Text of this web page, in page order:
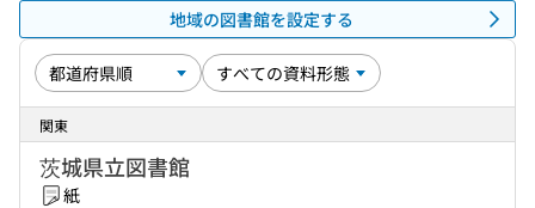
地域の図書館を設定する
関東
茨城県立図書館
紙